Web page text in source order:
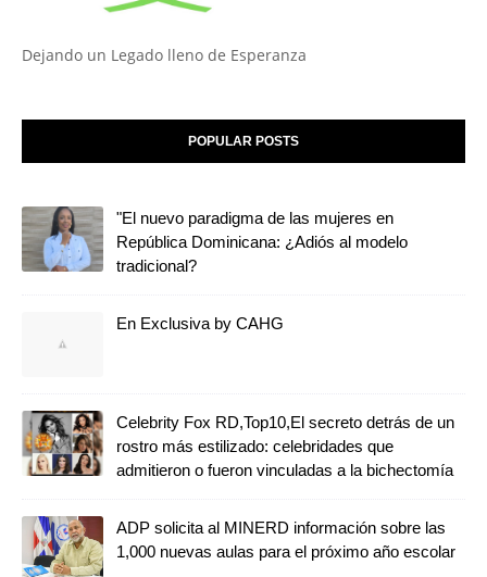
Dejando un Legado lleno de Esperanza
POPULAR POSTS
"El nuevo paradigma de las mujeres en
República Dominicana: ¿Adiós al modelo
tradicional?
En Exclusiva by CAHG
Celebrity Fox RD,Top10,El secreto detrás de un
rostro más estilizado: celebridades que
admitieron o fueron vinculadas a la bichectomía
ADP solicita al MINERD información sobre las
1,000 nuevas aulas para el próximo año escolar